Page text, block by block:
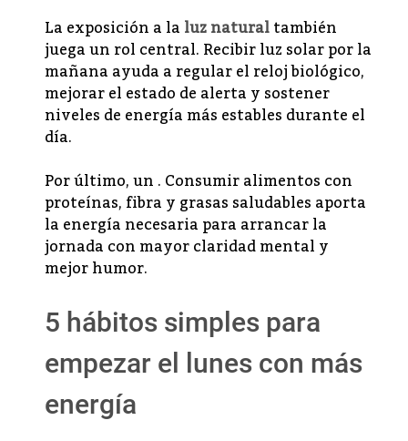
La exposición a laluz naturaltambién
juega un rol central. Recibir luz solar por la
mañana ayuda a regular el reloj biológico,
mejorar el estado de alerta y sostener
niveles de energía más estables durante el
día.
Por último, un . Consumir alimentos con
proteínas, fibra y grasas saludables aporta
la energía necesaria para arrancar la
jornada con mayor claridad mental y
mejor humor.
5 hábitos simples para
empezar el lunes con más
energía